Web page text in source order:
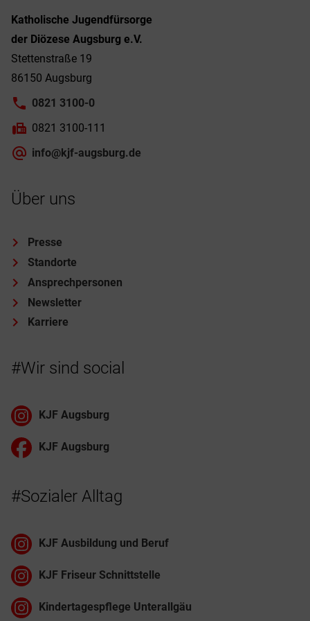
Katholische Jugendfürsorge
der Diözese Augsburg e.V.
Stettenstraße 19
86150 Augsburg
0821 3100-0
0821 3100-111
info@kjf-augsburg.de
Über uns
Presse
Standorte
Ansprechpersonen
Newsletter
Karriere
#Wir sind social
KJF Augsburg
KJF Augsburg
#Sozialer Alltag
KJF Ausbildung und Beruf
KJF Friseur Schnittstelle
Kindertagespflege Unterallgäu